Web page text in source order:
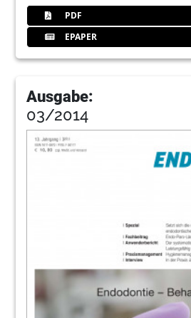
PDF
EPAPER
Ausgabe:
03/2014